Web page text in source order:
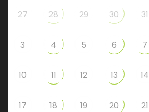
27 28 29 30 31
3 4 5 6 7
10 11 12 13 14
17 18 19 20 21